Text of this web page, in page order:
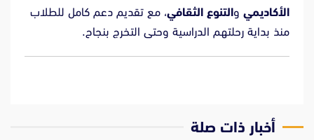
الأكاديمي والتنوع الثقافي، مع تقديم دعم كامل للطلاب
منذ بداية رحلتهم الدراسية وحتى التخرج بنجاح.
‫أخبار ذات صلة